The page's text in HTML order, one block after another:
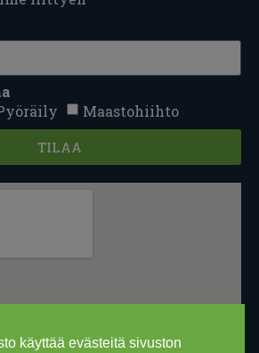
käyttää evästeitä sivuston
Maastohiihto
TILAA